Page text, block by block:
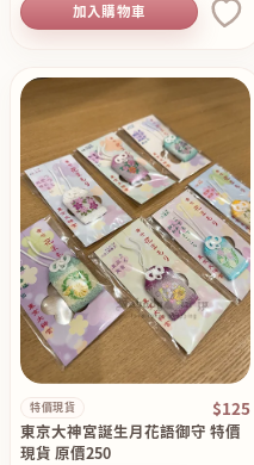
加入購物車
特價現貨 $125
東京大神宮誕生月花語御守 特價
現貨 原價250